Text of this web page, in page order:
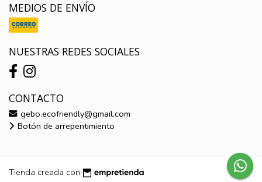
MEDIOS DE ENVÍO
NUESTRAS REDES SOCIALES
CONTACTO
gebo.ecofriendly@gmail.com
Botón de arrepentimiento
Tienda creada con